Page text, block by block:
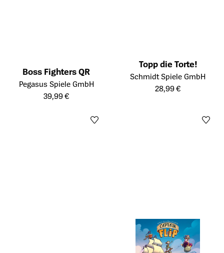
Boss Fighters QR
Öffnet die Detailseite des Produkts
Pegasus Spiele GmbH
39,99 €
Topp die Torte!
Öffnet die Detailseite des
Schmidt Spiele GmbH
28,99 €